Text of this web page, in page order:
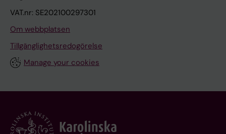
VAT.nr: SE202100297301
Om webbplatsen
Tillgänglighetsredogörelse
Manage your cookies